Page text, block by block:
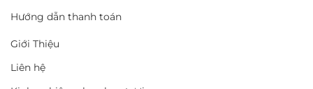
Hướng dẫn thanh toán
Giới Thiệu
Liên hệ